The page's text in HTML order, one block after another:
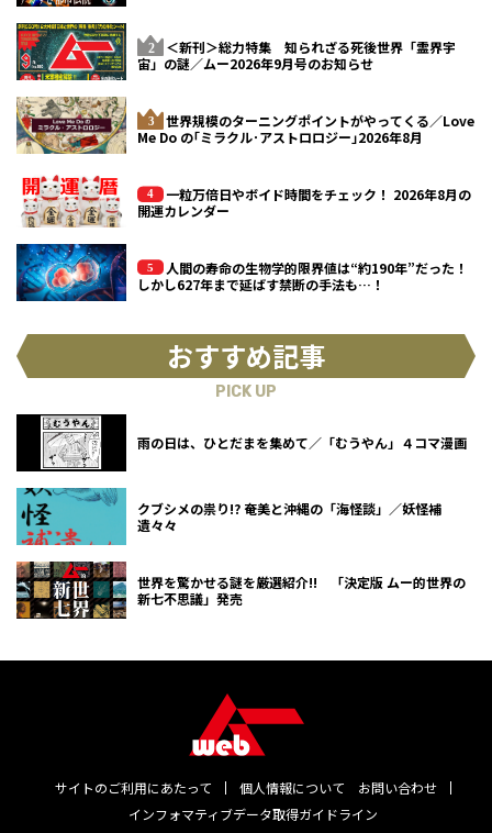
＜新刊＞総力特集 知られざる死後世界「霊界宇
宙」の謎／ムー2026年9月号のお知らせ
世界規模のターニングポイントがやってくる／Love
Me Do の｢ミラクル･アストロロジー｣2026年8月
一粒万倍日やボイド時間をチェック！ 2026年8月の
開運カレンダー
人間の寿命の生物学的限界値は“約190年”だった！
しかし627年まで延ばす禁断の手法も…！
おすすめ記事
PICK UP
雨の日は、ひとだまを集めて／「むうやん」４コマ漫画
クブシメの祟り!? 奄美と沖縄の「海怪談」／妖怪補
遺々々
世界を驚かせる謎を厳選紹介!! 「決定版 ムー的世界の
新七不思議」発売
サイトのご利用にあたって 個人情報について
お問い合わせ
インフォマティブデータ取得ガイドライン